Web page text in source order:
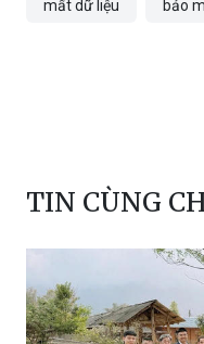
mất dữ liệu bảo
TIN CÙNG